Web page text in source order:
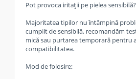
Pot provoca iritații pe pielea sensibilă?
Majoritatea tipilor nu întâmpină
cumplit de sensibilă, recomandăm
mică sau purtarea temporară pentru
compatibilitatea.
Mod de folosire: